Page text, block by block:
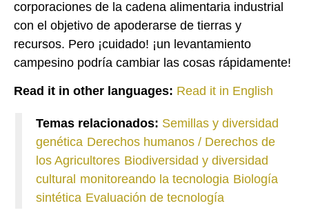
corporaciones de la cadena alimentaria industrial
con el objetivo de apoderarse de tierras y
recursos. Pero ¡cuidado! ¡un levantamiento
campesino podría cambiar las cosas rápidamente!
Read it in other languages: Read it in English
Temas relacionados: Semillas y diversidad
genética Derechos humanos / Derechos de
los Agricultores Biodiversidad y diversidad
cultural monitoreando la tecnologia Biología
sintética Evaluación de tecnología